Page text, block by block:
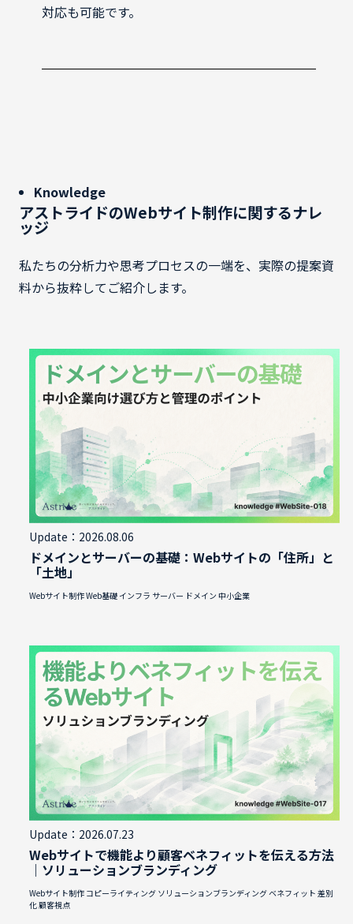
対応も可能です。
Knowledge
アストライドのWebサイト制作に関するナレ
ッジ
私たちの分析力や思考プロセスの一端を、実際の提案資
料から抜粋してご紹介します。
Update：2026.08.06
ドメインとサーバーの基礎：Webサイトの「住所」と
「土地」
Webサイト制作Web基礎 インフラ サーバー ドメイン 中小企業
Update：2026.07.23
Webサイトで機能より顧客ベネフィットを伝える方法
｜ソリューションブランディング
Webサイト制作 コピーライティング ソリューションブランディングベネフィット 差別
化顧客視点